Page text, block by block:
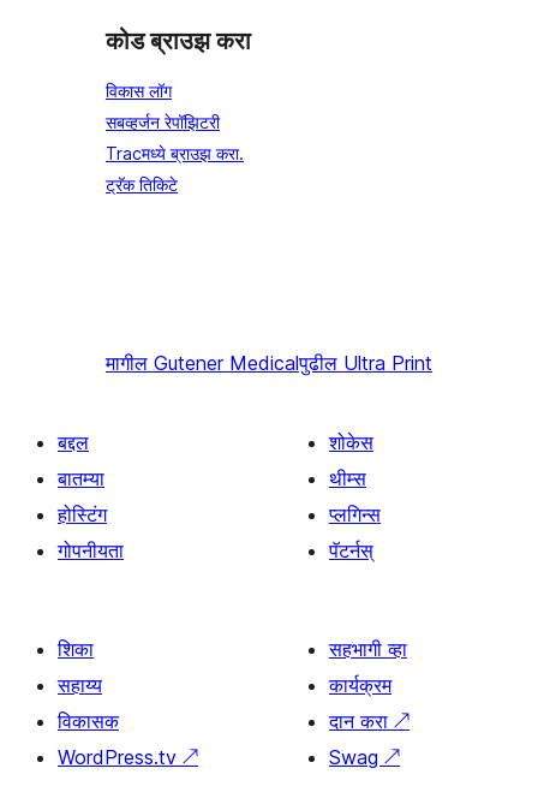
कोड ब्राउझ करा
विकास लॉग
सबव्हर्जन रेपॉझिटरी
Tracमध्ये ब्राउझ करा.
ट्रॅक तिकिटे
मागील Gutener Medicalपुढील Ultra Print
बद्दल
बातम्या
होस्टिंग
गोपनीयता
शोकेस
थीम्स
प्लगिन्स
पॅटर्नस्
शिका
सहाय्य
विकासक
WordPress.tv ↗
सहभागी व्हा
कार्यक्रम
दान करा ↗
Swag ↗